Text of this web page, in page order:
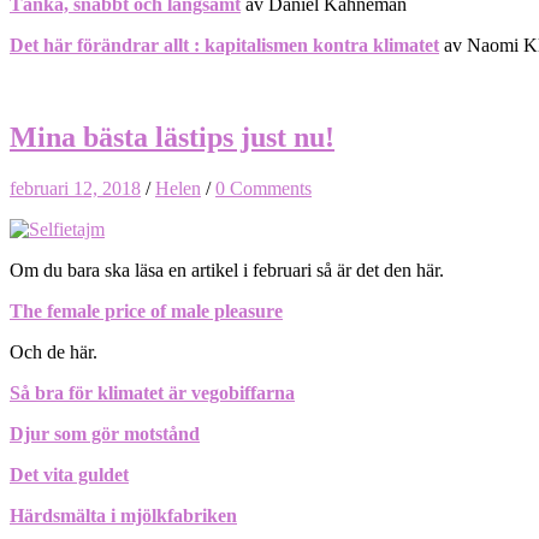
Tänka, snabbt och långsamt av Daniel Kahneman
Det här förändrar allt : kapitalismen kontra klimatet av Naomi
Mina bästa lästips just nu!
februari 12, 2018 /Helen /0 Comments
Om du bara ska läsa en artikel i februari så är det den här.
The female price of male pleasure
Och de här.
Så bra för klimatet är vegobiffarna
Djur som gör motstånd
Det vita guldet
Härdsmälta i mjölkfabriken